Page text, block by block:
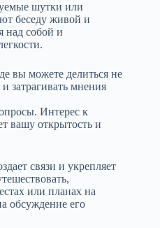
шутки или
беседу живой и
над собой и
вы можете делиться не
затрагивать мнения
Интерес к
вашу открытость и
связи и укрепляет
или планах на
обсуждение его